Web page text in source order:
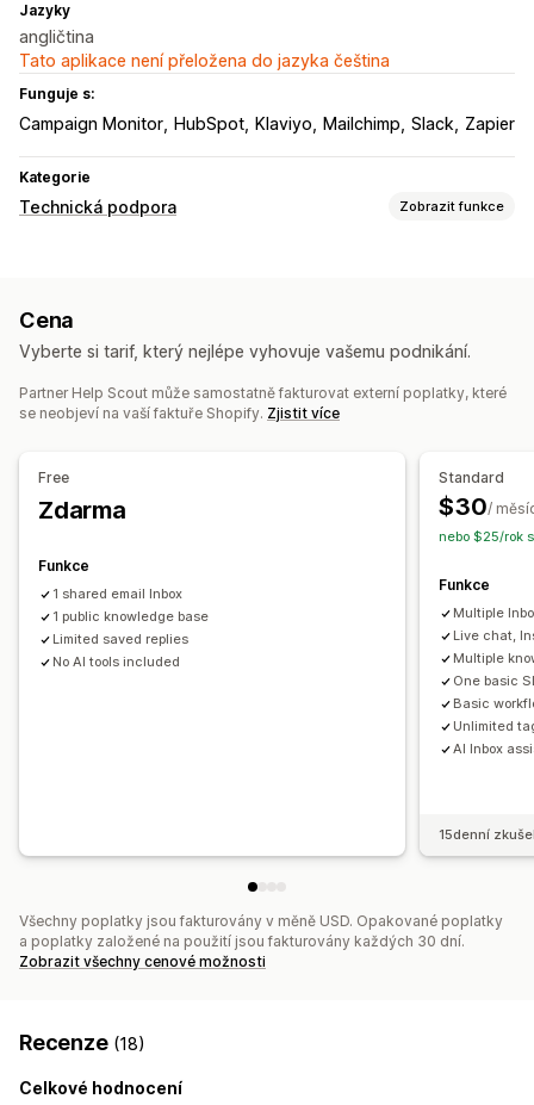
Jazyky
angličtina
Tato aplikace není přeložena do jazyka čeština
Funguje s:
Campaign Monitor HubSpot Klaviyo Mailchimp Slack Zapier
Kategorie
Technická podpora Zobrazit funkce
Samoobslužné
Automatické odpovídání Šablony odpovědí
Označování štítky
Detekce spamu
Více obchodů
Analytika
Cena
Vyberte si tarif, který nejlépe vyhovuje vašemu podnikání.
Partner Help Scout může samostatně fakturovat externí poplatky, které
se neobjeví na vaší faktuře Shopify. Zjistit více
Free
Zdarma
Funkce
1 shared email Inbox
1 public knowledge base
Limited saved replies
No AI tools included
Standard
$30/
nebo $25/rok
Funkce
Multiple
Live chat,
Multiple
One basic
Basic
Unlimited
AI Inbox
15denní
Všechny poplatky jsou fakturovány v měně USD. Opakované poplatky
a poplatky založené na použití jsou fakturovány každých 30 dní.
Zobrazit všechny cenové možnosti
Recenze (18)
Celkové hodnocení